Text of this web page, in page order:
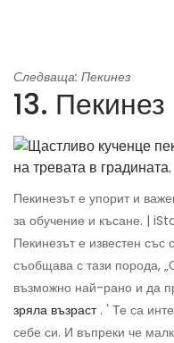
Следваща: Пекинез
13. Пекинез
Пекинезът е упорит и
за обучение и късане. |
Пекинезът е известен със
съобщава с тази порода,
възможно най-рано и да
зряла възраст. ' Те са
себе си. И въпреки че